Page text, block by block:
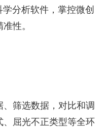
分析软件，掌控微创
性。
筛选数据，对比和调
屈光不正类型等全环